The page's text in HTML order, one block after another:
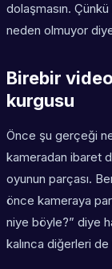
dolaşmasın.
neden olmuyor
Birebir
kurgusu
Önce şu gerçeği
kameradan ibaret
oyunun parçası.
önce kameraya
niye böyle?” diye
kalınca diğerleri de